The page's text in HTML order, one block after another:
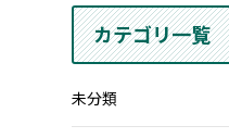
カテゴリ一覧
未分類